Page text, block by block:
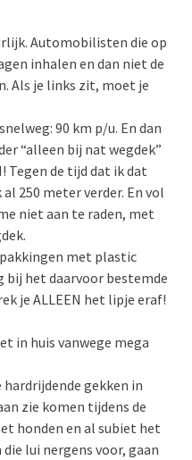
Automobilisten die op
inhalen en dan niet de
Als je links zit, moet je
90 km p/u. En dan
“alleen bij nat wegdek”
Tegen de tijd dat ik dat
250 meter verder. En vol
niet aan te raden, met
met plastic
bij het daarvoor bestemde
je ALLEEN het lipje eraf!
in huis vanwege mega
gekken in
zie komen tijdens de
honden en al subiet het
lui nergens voor, gaan